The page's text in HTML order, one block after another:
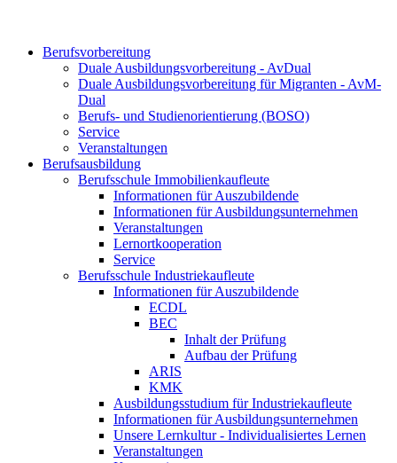
Berufsvorbereitung
Duale Ausbildungsvorbereitung - AvDual
Duale Ausbildungsvorbereitung für Migranten - AvM-
Dual
Berufs- und Studienorientierung (BOSO)
Service
Veranstaltungen
Berufsausbildung
Berufsschule Immobilienkaufleute
Informationen für Auszubildende
Informationen für Ausbildungsunternehmen
Veranstaltungen
Lernortkooperation
Service
Berufsschule Industriekaufleute
Informationen für Auszubildende
ECDL
BEC
Inhalt der Prüfung
Aufbau der Prüfung
ARIS
KMK
Ausbildungsstudium für Industriekaufleute
Informationen für Ausbildungsunternehmen
Unsere Lernkultur - Individualisiertes Lernen
Veranstaltungen